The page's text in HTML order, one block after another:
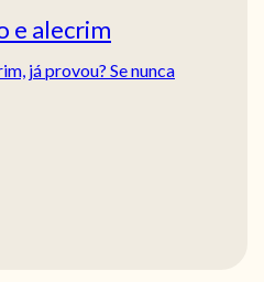
e alecrim
já provou? Se nunca